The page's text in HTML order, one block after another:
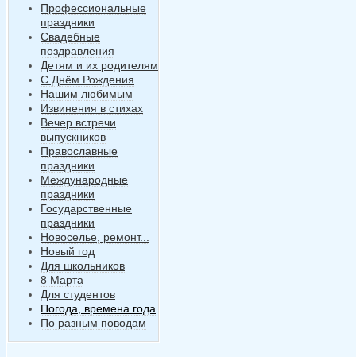
Профессиональные
праздники
Свадебные
поздравления
Детям и их родителям
С Днём Рождения
Нашим любимым
Извинения в стихах
Вечер встречи
выпускников
Православные
праздники
Международные
праздники
Государственные
праздники
Новоселье, ремонт...
Новый год
Для школьников
8 Марта
Для студентов
Погода, времена года
По разным поводам